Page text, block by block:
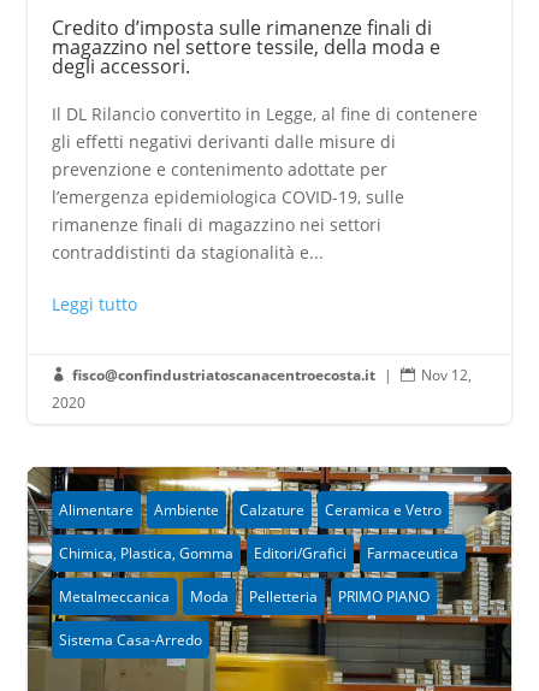
Credito d’imposta sulle rimanenze finali di
magazzino nel settore tessile, della moda e
degli accessori.
Il DL Rilancio convertito in Legge, al fine di contenere
gli effetti negativi derivanti dalle misure di
prevenzione e contenimento adottate per
l’emergenza epidemiologica COVID-19, sulle
rimanenze finali di magazzino nei settori
contraddistinti da stagionalità e...
Leggi tutto
 fisco@confindustriatoscanacentroecosta.it |  Nov 12,
2020
Alimentare Ambiente Calzature Ceramica e Vetro
Chimica, Plastica, Gomma Editori/Grafici Farmaceutica
Metalmeccanica Moda Pelletteria PRIMO PIANO
Sistema Casa-Arredo